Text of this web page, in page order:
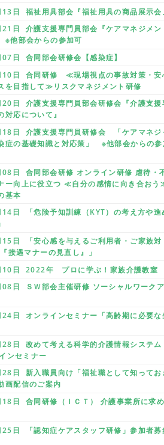
日 福祉用具部会『福祉用具の商品展示会
日 介護支援専門員部会『ケアマネジメン
他部会からの参加可
日 合同部会研修会【感染症】
10日 合同研修 ≪現場視点の事故対策・安
を目指して≫リスクマネジメント研修
日 介護支援専門員部会研修会『介護支援
応について』
日 介護支援専門員研修会 「ケアマネジ
症の基礎知識と対応策」 ※他部会からの
日 合同部会研修 オンライン研修 虐待・
ー向上に役立つ ≪自分の感情に向き合お
基本
日 「危険予知訓練（KYT）の考え方や進
日 「安心感を与えるご利用者・ご家族対
遇マナーの見直し』」
日 2022年 プロに学ぶ！家族介護教室
日 ＳＷ部会主催研修 ソーシャルワーク
日 オンラインセミナー「高齢期に必要な
日 改めて考える科学的介護情報システム
ンセミナー
日 新入職員向け「福祉職として知ってお
配信のご案内
日 合同研修（ＩＣＴ） 介護事業所に求
日 「認知症ケアスタッフ研修」参加者募